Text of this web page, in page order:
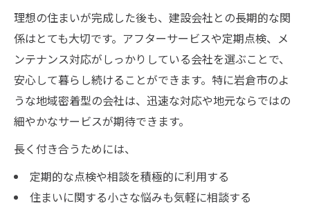
理想の住まいが完成した後も、建設会社との長期的な関
係はとても大切です。アフターサービスや定期点検、メ
ンテナンス対応がしっかりしている会社を選ぶことで、
安心して暮らし続けることができます。特に岩倉市のよ
うな地域密着型の会社は、迅速な対応や地元ならではの
細やかなサービスが期待できます。
長く付き合うためには、
定期的な点検や相談を積極的に利用する
住まいに関する小さな悩みも気軽に相談する